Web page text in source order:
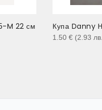
M 22 см Купа Danny
1.50 € (2.93 лв.